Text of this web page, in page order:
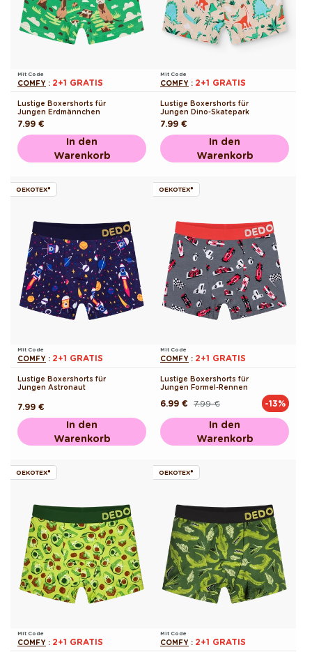
Mit Code
COMFY : 2+1 GRATIS
Lustige Boxershorts für
Jungen Erdmännchen
Normaler
Preis
7.99 €
In den
Warenkorb
Mit Code
COMFY : 2+1 GRATIS
Lustige Boxershorts für
Jungen Dino-Skatepark
Normaler
Preis
7.99 €
In den
Warenkorb
OEKOTEX®
Mit Code
COMFY : 2+1 GRATIS
Lustige Boxershorts für
Jungen Astronaut
Normaler
Preis
7.99 €
In den
Warenkorb
OEKOTEX®
Mit Code
COMFY : 2+1 GRATIS
Lustige Boxershorts für
Jungen Formel-Rennen
Normaler7.99 €
Verkaufspreis
6.99 € -13%
In den
Warenkorb
OEKOTEX®
Mit Code
COMFY : 2+1 GRATIS
OEKOTEX®
Mit Code
COMFY : 2+1 GRATIS